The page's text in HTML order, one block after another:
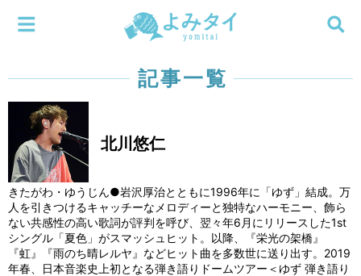
よみタイ
ホーム
新刊
特集
検索する
メニューを閉じる
記事一覧
北川悠仁
きたがわ・ゆうじん●岩沢厚治とともに1996年に「ゆず」結成。万
人を引きつけるキャッチーなメロディーと独特なハーモニー、飾ら
ない共感性の高い歌詞が評判を呼び、翌々年6月にリリースした1st
シングル「夏色」がスマッシュヒット。以降、『栄光の架橋』
『虹』『雨のち晴レルヤ』などヒット曲を多数世に送り出す。2019
年春、日本音楽史上初となる弾き語りドームツアー＜ゆず 弾き語り